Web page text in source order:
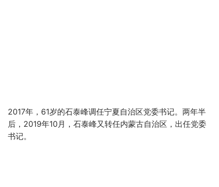
2017年，61岁的石泰峰调任宁夏自治区党委书记。两年半
后，2019年10月，石泰峰又转任内蒙古自治区，出任党委
书记。